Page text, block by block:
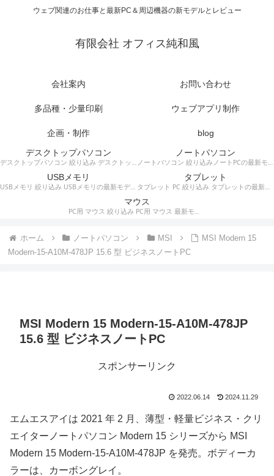
ウェブ関連のお仕事と最新PC＆周辺機器の新モデルとレビュー
有限会社 オフィス純和風
会社案内 お問い合わせ
多品種・少量印刷 ウェブアプリ制作
企画・制作
blog
デスクトップパソコン
デスクトップパソコン 絞り込み デスクトップPCの最新モデルやスペック・仕様に関する情報。
ノートパソコン
ノートパソコン 絞り込みノートPCの最新モデルやスペック・仕様に関する情報。
USBメモリ
USBメモリ 絞り込み USBメモリの最新モデルやスペック・仕様に関する情報。
タブレット
タブレット PC 絞り込み タブレットの最新モデルやスペック・仕様に関する情報。
マウス
PC用 マウス 絞り込み PC用 マウス 最新モデルやスペック・仕様に関する情報。ワイヤレスマウス、有線マウス、接続タイプなど。
ホーム ノートパソコン MSI
MSI Modern 15
Modern-15-A10M-478JP 15.6 型 ビジネスノートPC
MSI Modern 15 Modern-15-A10M-478JP
15.6 型 ビジネスノートPC
スポンサーリンク
2022.06.14 2024.11.29
エムエスアイは 2021 年 2 月、薄型・軽量ビジネス・クリ
エイターノートパソコン Modern 15 シリーズから MSI
Modern 15 Modern-15-A10M-478JP を発売。ボディーカ
ラーは、カーボングレイ。